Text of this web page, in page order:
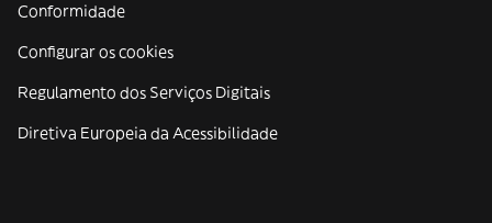
Conformidade
Configurar os cookies
Regulamento dos Serviços Digitais
Diretiva Europeia da Acessibilidade